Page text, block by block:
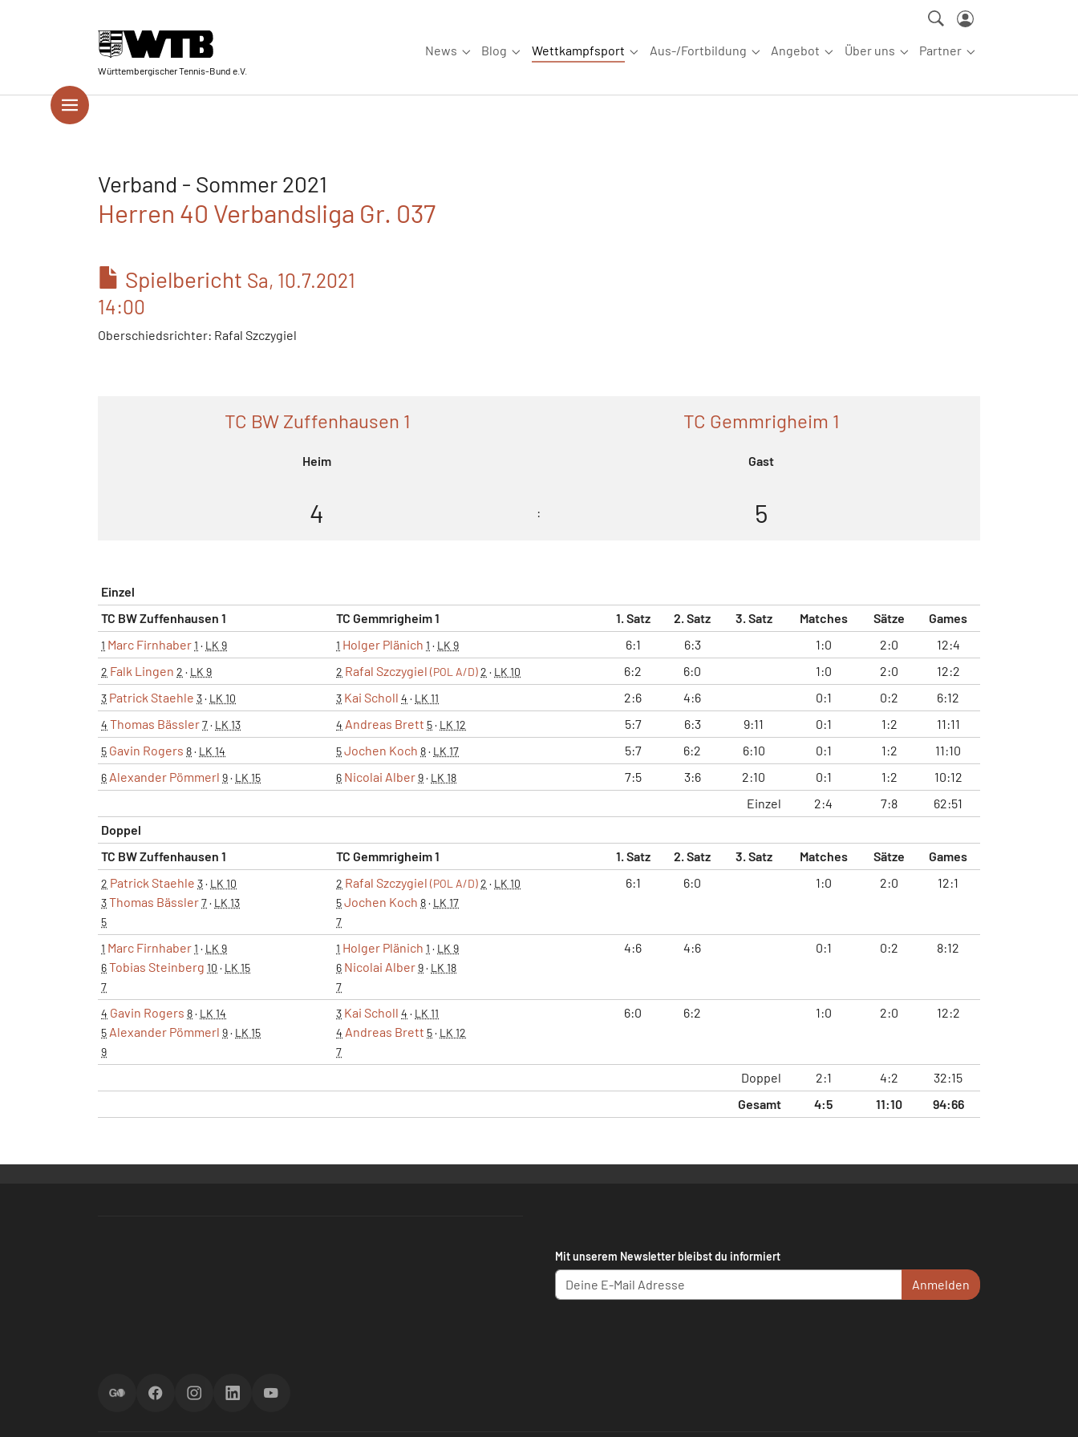
Württembergischer Tennis-Bund e.V.
News
Submenu for "News"
Blog
Submenu for "Blog"
Wettkampfsport
Submenu for "Wettkampfsport"
Aus-/Fortbildung
Submenu for "Aus-/Fortbildung"
Angebot
Submenu for "Angebot"
Über uns
Submenu for "Über uns"
Partner
Submenu for
Verband - Sommer 2021
Herren 40 Verbandsliga Gr. 037
Spielbericht Sa, 10.7.2021
14:00
Oberschiedsrichter: Rafal Szczygiel
TC BW Zuffenhausen 1
Heim
TC Gemmrigheim 1
Gast
4 : 5
Einzel
TC BW Zuffenhausen 1
TC Gemmrigheim 1 1. Satz 2. Satz 3. Satz Matches Sätze Games
1 Marc Firnhaber1 · LK 9 1 Holger Plänich 1 · LK 9 6:1 6:3 1:0 2:0 12:4
2 Falk Lingen 2 · LK 9 2 Rafal Szczygiel (POL A/D)2 · LK 10 6:2 6:0 1:0 2:0 12:2
3 Patrick Staehle 3· LK 10 3 Kai Scholl 4 · LK 11 2:6 4:6 0:1 0:2 6:12
4 Thomas Bässler7· LK 13 4 Andreas Brett 5· LK 12 5:7 6:3 9:11 0:1 1:2 11:11
5 Gavin Rogers 8· LK 14 5Jochen Koch 8· LK 17 5:7 6:2 6:10 0:1 1:2 11:10
6 Alexander Pömmerl 9· LK 15 6 Nicolai Alber9· LK 18 7:5 3:6 2:10 0:1 1:2
10:12
Einzel
2:4 7:8
62:51
Doppel
TC BW Zuffenhausen 1
TC Gemmrigheim 1 1. Satz 2. Satz 3. Satz Matches Sätze Games
2 Patrick Staehle 3· LK 10
3Thomas Bässler7· LK 13
5
2 Rafal Szczygiel (POL A/D)2 · LK 10
5Jochen Koch 8· LK 17
7
6:1 6:0 1:0 2:0 12:1
1 Marc Firnhaber1 · LK 9
6Tobias Steinberg 10 · LK 15
7
1 Holger Plänich 1 · LK 9
6 Nicolai Alber9· LK 18
7
4:6 4:6 0:1 0:2 8:12
4 Gavin Rogers 8· LK 14
5 Alexander Pömmerl 9· LK 15
9
3 Kai Scholl 4 · LK 11
4 Andreas Brett 5· LK 12
7
6:0 6:2 1:0 2:0 12:2
Doppel 2:1 4:2
32:15
Gesamt
4:5 11:10 94:66
Mit unserem Newsletter bleibst du informiert
Anmelden
ScoreGOFacebookInstagramLinkedInYouTube